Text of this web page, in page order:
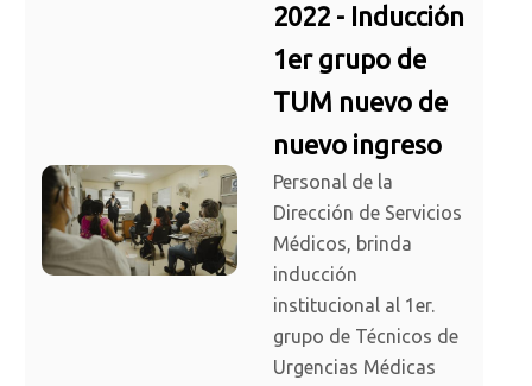
2022 - Inducción
1er grupo de
TUM nuevo de
nuevo ingreso
Personal de la
Dirección de Servicios
Médicos, brinda
inducción
institucional al 1er.
grupo de Técnicos de
Urgencias Médicas